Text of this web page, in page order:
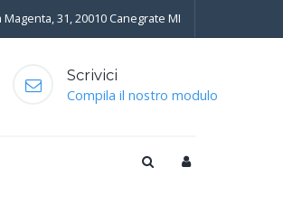
31, 20010 Canegrate MI
Scrivici
Compila il nostro modulo